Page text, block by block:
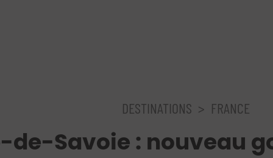
DESTINATIONS > FRANCE
de-Savoie : nouveau